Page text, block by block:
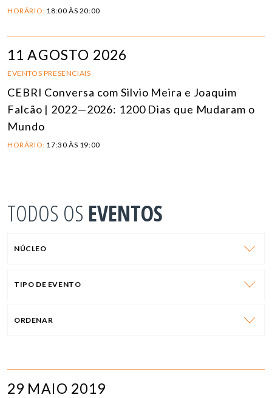
HORÁRIO: 18:00 ÀS 20:00
11 AGOSTO 2026
EVENTOS PRESENCIAIS
CEBRI Conversa com Silvio Meira e Joaquim
Falcão | 2022—2026: 1200 Dias que Mudaram o
Mundo
HORÁRIO: 17:30 ÀS 19:00
TODOS OS EVENTOS
NÚCLEO
TIPO DE EVENTO
ORDENAR
29 MAIO 2019